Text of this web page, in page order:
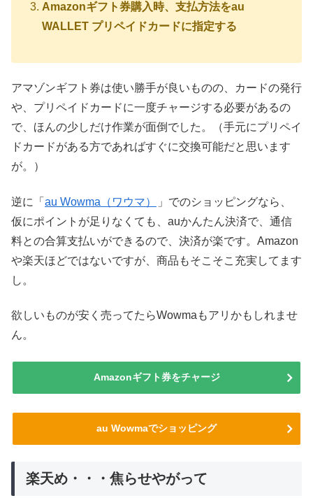
Amazonギフト券購入時、支払方法をau
WALLET プリペイドカードに指定する
アマゾンギフト券は使い勝手が良いものの、カードの発行
や、プリペイドカードに一度チャージする必要があるの
で、ほんの少しだけ作業が面倒でした。（手元にプリペイ
ドカードがある方であればすぐに交換可能だと思います
が。）
逆に「 au Wowma（ワウマ）
」でのショッピングなら、
仮にポイントが足りなくても、auかんたん決済で、通信
料との合算支払いができるので、決済が楽です。Amazon
や楽天ほどではないですが、商品もそこそこ充実してます
し。
欲しいものが安く売ってたらWowmaもアリかもしれませ
ん。
Amazonギフト券をチャージ
au Wowmaでショッピング
楽天め・・・焦らせやがって